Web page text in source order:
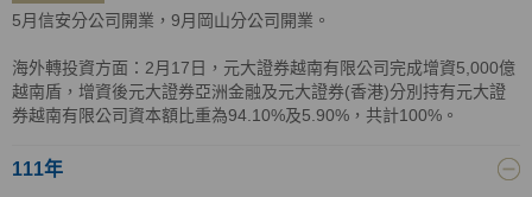
5月信安分公司開業，9月岡山分公司開業。
海外轉投資方面：2月17日，元大證券越南有限公司完成增資5,000億
越南盾，增資後元大證券亞洲金融及元大證券(香港)分別持有元大證
券越南有限公司資本額比重為94.10%及5.90%，共計100%。
111年